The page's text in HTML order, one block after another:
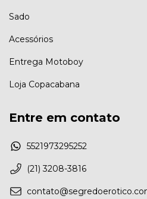
Sado
Acessórios
Entrega Motoboy
Loja Copacabana
Entre em contato
5521973295252
(21) 3208-3816